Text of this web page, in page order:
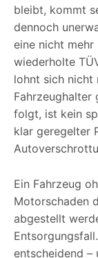
bleibt, kommt
dennoch
eine nicht
wiederholte
lohnt sich nicht
Fahrzeughalter
folgt, ist kein
klar geregelter
Ein Fahrzeug
Motorschaden
abgestellt
entscheidend –